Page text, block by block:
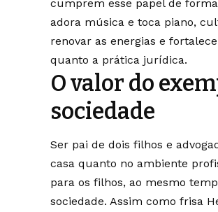
cumprem esse papel de
adora música e toca piano,
renovar as energias e
quanto a prática jurídica.
O valor do
sociedade
Ser pai de dois filhos e
casa quanto no ambiente
para os filhos, ao mesmo
sociedade. Assim como frisa